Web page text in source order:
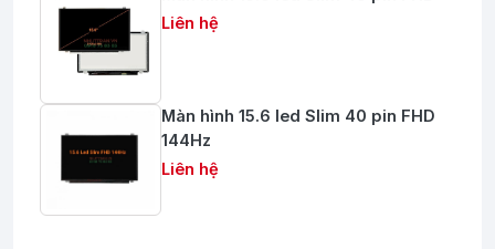
Liên hệ
Màn hình 15.6 led Slim 40 pin FHD
144Hz
Liên hệ